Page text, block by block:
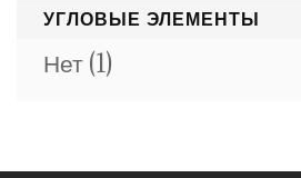
УГЛОВЫЕ ЭЛЕМЕНТЫ
Нет (1)